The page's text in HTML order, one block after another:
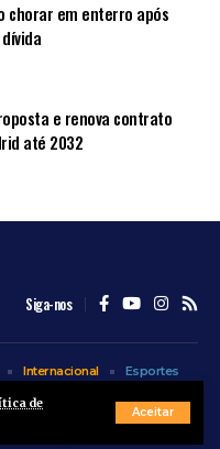
de
Aceitar
chorar em enterro após
e renova contrato
até 2032
Siga-nos
os direitos reservados.
Internacional
Esportes